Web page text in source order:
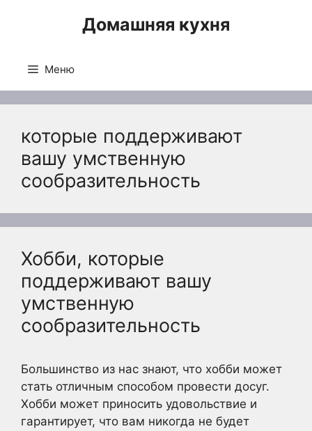
Домашняя кухня
Меню
которые поддерживают
вашу умственную
сообразительность
Хобби, которые
поддерживают вашу
умственную
сообразительность
Большинство из нас знают, что хобби может
стать отличным способом провести досуг.
Хобби может приносить удовольствие и
гарантирует, что вам никогда не будет